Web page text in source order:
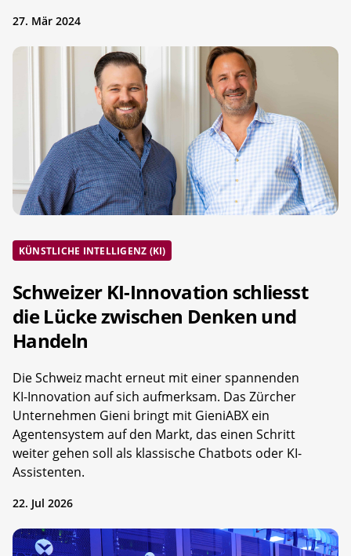
27. Mär 2024
KÜNSTLICHE INTELLIGENZ (KI)
Schweizer KI-Innovation schliesst
die Lücke zwischen Denken und
Handeln
Die Schweiz macht erneut mit einer spannenden
KI-Innovation auf sich aufmerksam. Das Zürcher
Unternehmen Gieni bringt mit GieniABX ein
Agentensystem auf den Markt, das einen Schritt
weiter gehen soll als klassische Chatbots oder KI-
Assistenten.
22. Jul 2026